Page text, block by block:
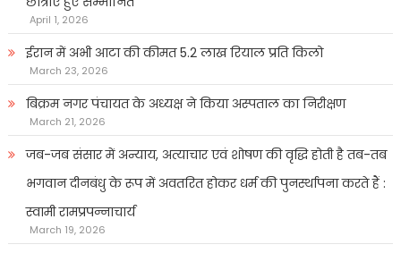
April 1, 2026
ईरान में अभी आटा की कीमत 5.2 लाख रियाल प्रति किलो
March 23, 2026
बिक्रम नगर पंचायत के अध्यक्ष ने किया अस्पताल का निरीक्षण
March 21, 2026
जब-जब संसार में अन्याय, अत्याचार एवं शोषण की वृद्धि होती है तब-तब
भगवान दीनबंधु के रूप में अवतरित होकर धर्म की पुनर्स्थापना करते हैं :
स्वामी रामप्रपन्नाचार्य
March 19, 2026